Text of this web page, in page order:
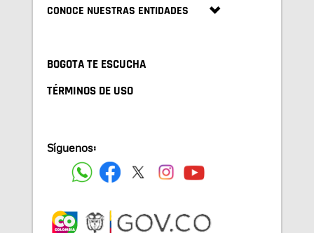
CONOCE NUESTRAS ENTIDADES
BOGOTA TE ESCUCHA
TÉRMINOS DE USO
Síguenos: